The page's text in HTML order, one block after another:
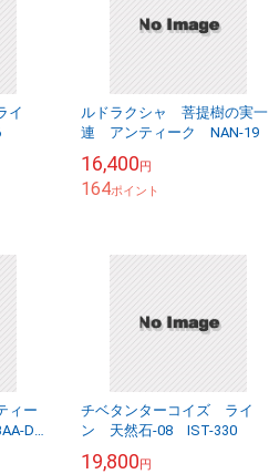
イ
ルドラクシャ 菩提樹の実一
連 アンティーク NAN-19
16,400円
164ポイント
ィー
D-
チベタンターコイズ ライ
ン 天然石-08 IST-330
19,800円